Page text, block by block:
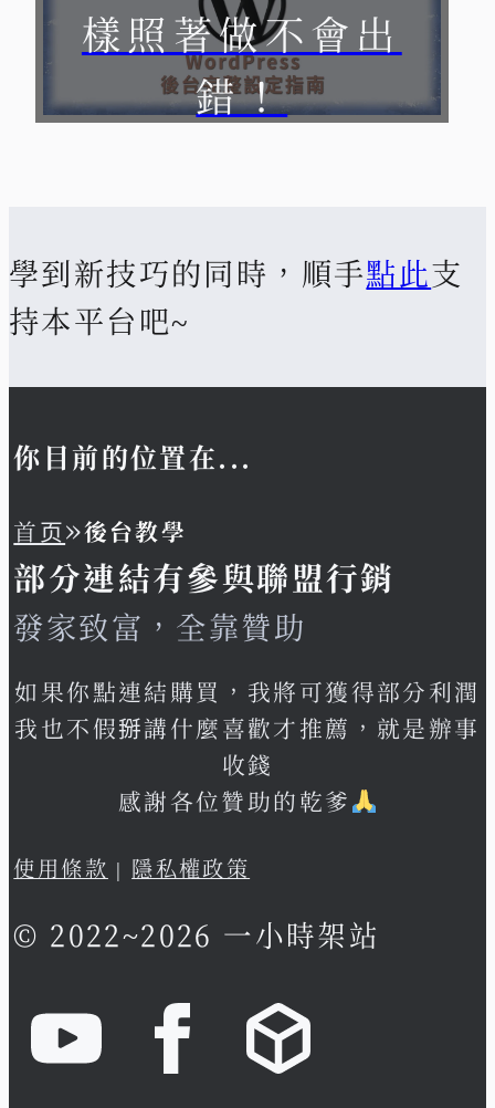
樣照著做不會出
錯！
學到新技巧的同時，順手點此支
持本平台吧~
你目前的位置在...
首页»後台教學
部分連結有參與聯盟行銷
發家致富，全靠贊助
如果你點連結購買，我將可獲得部分利潤
我也不假掰講什麼喜歡才推薦，就是辦事
收錢
感謝各位贊助的乾爹
使用條款 | 隱私權政策
© 2022~2026 一小時架站